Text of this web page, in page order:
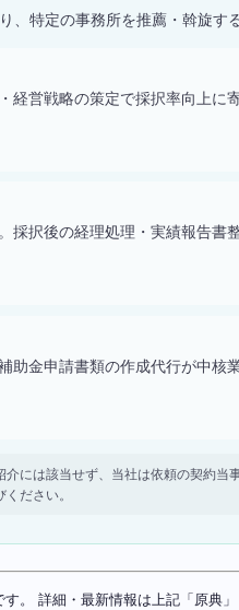
、特定の事務所を推薦・斡旋す
営戦略の策定で採択率向上に寄
択後の経理処理・実績報告書整
金申請書類の作成代行が中核業
には該当せず、当社は依頼の契約
ださい。
。 詳細・最新情報は上記「原典